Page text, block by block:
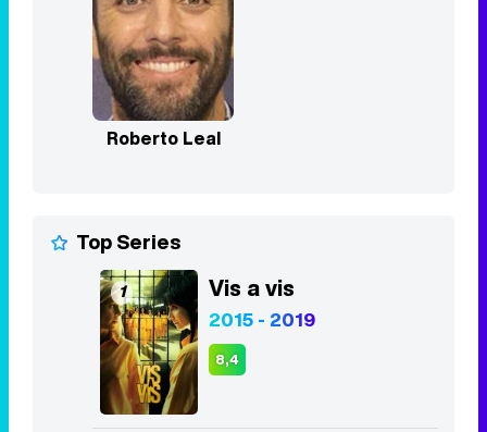
Roberto Leal
Top Series
1 Vis a vis
2015 - 2019
8,4